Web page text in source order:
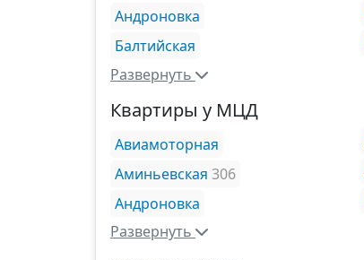
Андроновка
Балтийская
Развернуть
Квартиры у МЦД
Авиамоторная
Аминьевская 306
Андроновка
Развернуть